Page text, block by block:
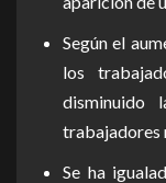
Según el
los
disminuido
trabajadores
Se ha